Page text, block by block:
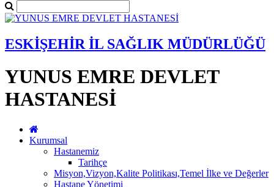
ESKİŞEHİR İL SAĞLIK MÜDÜRLÜĞÜ
YUNUS EMRE DEVLET
HASTANESİ
Kurumsal
Hastanemiz
Tarihçe
Misyon,Vizyon,Kalite Politikası,Temel İlke ve Değerler
Hastane Yönetimi